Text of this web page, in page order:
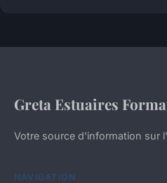
Greta Estuaires
Votre source d'information sur
NAVIGATION